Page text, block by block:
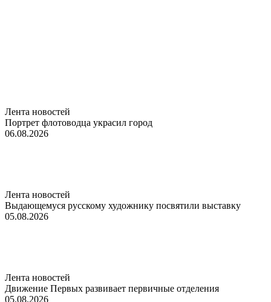
Лента новостей
Портрет флотоводца украсил город
06.08.2026
Лента новостей
Выдающемуся русскому художнику посвятили выставку
05.08.2026
Лента новостей
Движение Первых развивает первичные отделения
05.08.2026